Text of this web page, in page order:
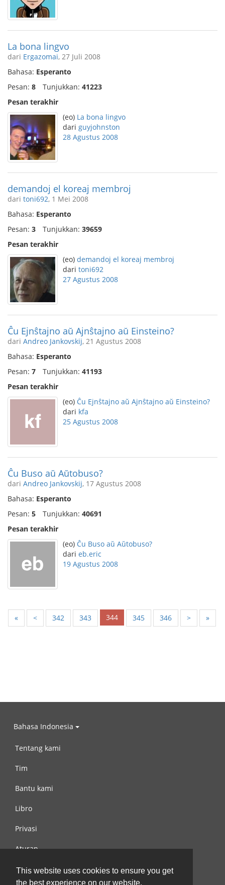
This website uses cookies to ensure you get
the best experience on our website.
La bona lingvo
dari Ergazomai, 27 Juli 2008
Bahasa: Esperanto
Pesan: 8 Tunjukkan: 41223
Pesan terakhir
(eo) La bona lingvo
dari guyjohnston
28 Agustus 2008
demandoj el koreaj membroj
dari toni692, 1 Mei 2008
Bahasa: Esperanto
Pesan: 3 Tunjukkan: 39659
Pesan terakhir
(eo) demandoj el koreaj membroj
dari toni692
27 Agustus 2008
Ĉu Ejnŝtajno aŭ Ajnŝtajno aŭ Einsteino?
dari Andreo Jankovskij, 21 Agustus 2008
Bahasa: Esperanto
Pesan: 7 Tunjukkan: 41193
Pesan terakhir
(eo) Ĉu Ejnŝtajno aŭ Ajnŝtajno aŭ Einsteino?
dari kfa
25 Agustus 2008
Ĉu Buso aŭ Aŭtobuso?
dari Andreo Jankovskij, 17 Agustus 2008
Bahasa: Esperanto
Pesan: 5 Tunjukkan: 40691
Pesan terakhir
(eo) Ĉu Buso aŭ Aŭtobuso?
dari eb.eric
19 Agustus 2008
« < 342 343 344 345 346 > »
Bahasa Indonesia
Tentang kami
Tim
Bantu kami
Libro
Privasi
Aturan
Hubungi kami